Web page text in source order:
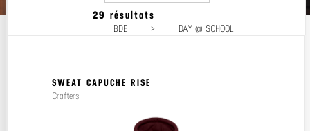
29 résultats
BDE > DAY @ SCHOOL
Popularité
Prix décroissant
SWEAT CAPUCHE RISE
Crafters